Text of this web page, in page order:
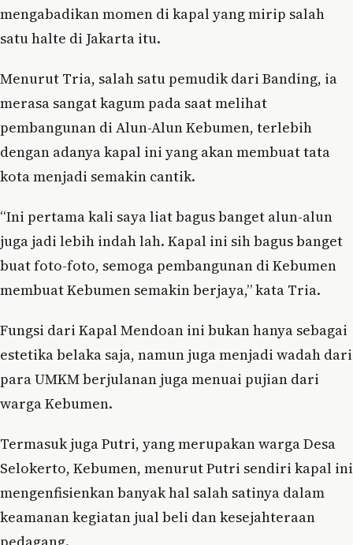
mengabadikan momen di kapal yang mirip salah
satu halte di Jakarta itu.
Menurut Tria, salah satu pemudik dari Banding, ia
merasa sangat kagum pada saat melihat
pembangunan di Alun-Alun Kebumen, terlebih
dengan adanya kapal ini yang akan membuat tata
kota menjadi semakin cantik.
“Ini pertama kali saya liat bagus banget alun-alun
juga jadi lebih indah lah. Kapal ini sih bagus banget
buat foto-foto, semoga pembangunan di Kebumen
membuat Kebumen semakin berjaya,” kata Tria.
Fungsi dari Kapal Mendoan ini bukan hanya sebagai
estetika belaka saja, namun juga menjadi wadah dari
para UMKM berjulanan juga menuai pujian dari
warga Kebumen.
Termasuk juga Putri, yang merupakan warga Desa
Selokerto, Kebumen, menurut Putri sendiri kapal ini
mengenfisienkan banyak hal salah satinya dalam
keamanan kegiatan jual beli dan kesejahteraan